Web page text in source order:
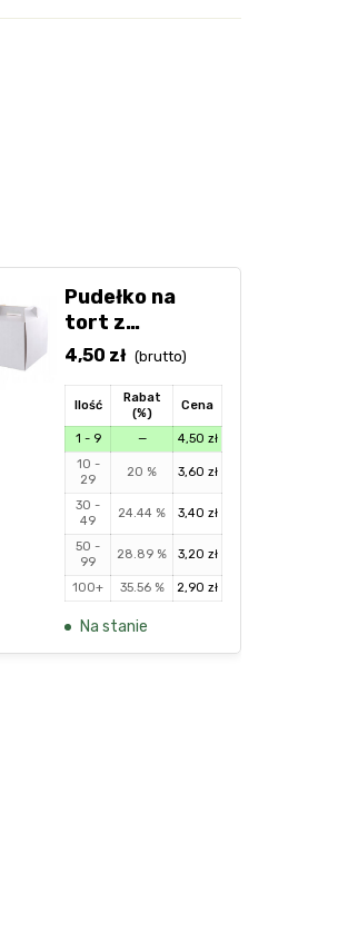
Pudełko na
tort z
uchwytem
4,50 zł (brutto)
Ilość
Rabat
(%)
Cena
1 - 9 — 4,50 zł
10 -
29
20 % 3,60 zł
30 -
49
24.44 % 3,40 zł
50 -
99
28.89 % 3,20 zł
100+ 35.56 % 2,90zł
Na stanie